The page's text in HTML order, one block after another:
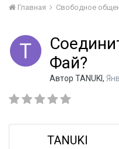
Главная Свободное
Фай?
Автор TANUKI,
TANUKI